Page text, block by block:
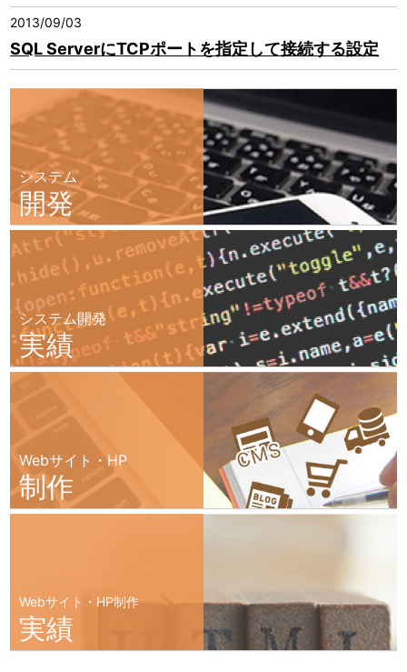
2013/09/03
SQL ServerにTCPポートを指定して接続する設定
システム
開発
システム開発
実績
Webサイト・HP
制作
Webサイト・HP制作
実績